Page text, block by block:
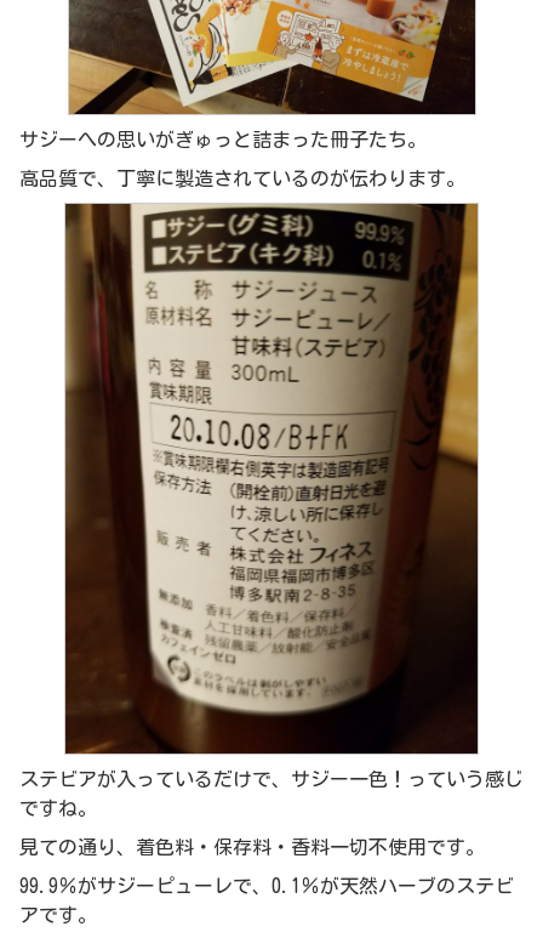
サジーへの思いがぎゅっと詰まった冊子たち。
高品質で、丁寧に製造されているのが伝わります。
ステビアが入っているだけで、サジー一色！っていう感じ
ですね。
見ての通り、 着色料・保存料・香料一切不使用 です。
99.9％がサジーピューレで、0.1％が天然ハーブのステビ
アです。